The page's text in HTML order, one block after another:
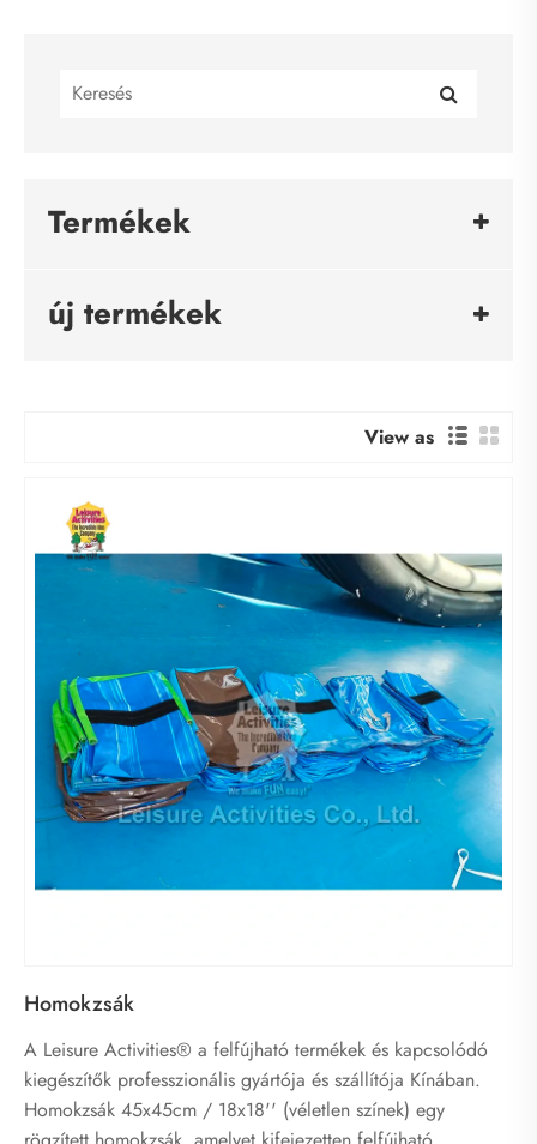
Termékek
új termékek
View as
Homokzsák
A Leisure Activities® a felfújható termékek és kapcsolódó
kiegészítők professzionális gyártója és szállítója Kínában.
Homokzsák 45x45cm / 18x18'' (véletlen színek) egy